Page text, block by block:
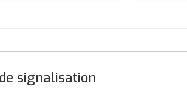
signalisation